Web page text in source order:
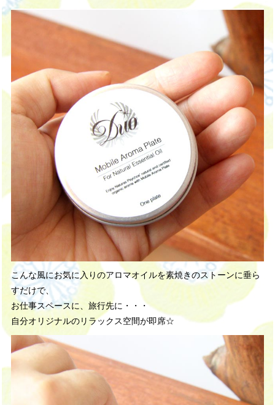
こんな風にお気に入りのアロマオイルを素焼きのストーンに垂ら
すだけで、
お仕事スペースに、旅行先に・・・
自分オリジナルのリラックス空間が即席☆